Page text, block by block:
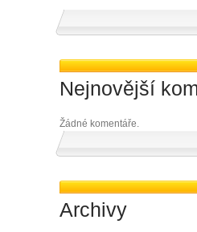
Nejnovější
Žádné komentáře.
Archivy